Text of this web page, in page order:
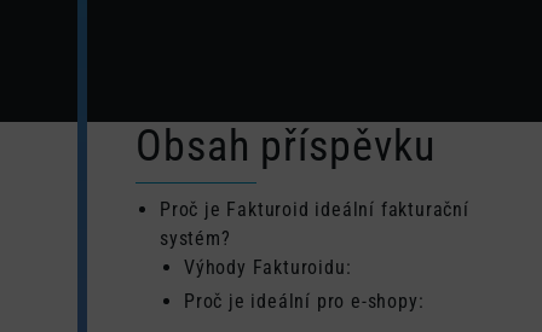
Obsah příspěvku
Proč je Fakturoid ideální fakturační
systém?
Výhody Fakturoidu:
Proč je ideální pro e-shopy: